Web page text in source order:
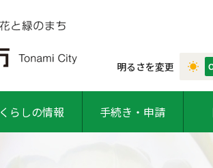
明るさを変更
くらしの情報 手続き・申請